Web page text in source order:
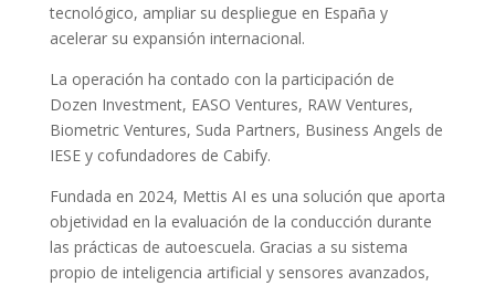
tecnológico, ampliar su despliegue en España y
acelerar su expansión internacional.
La operación ha contado con la participación de
Dozen Investment, EASO Ventures, RAW Ventures,
Biometric Ventures, Suda Partners, Business Angels de
IESE y cofundadores de Cabify.
Fundada en 2024, Mettis AI es una solución que aporta
objetividad en la evaluación de la conducción durante
las prácticas de autoescuela. Gracias a su sistema
propio de inteligencia artificial y sensores avanzados,